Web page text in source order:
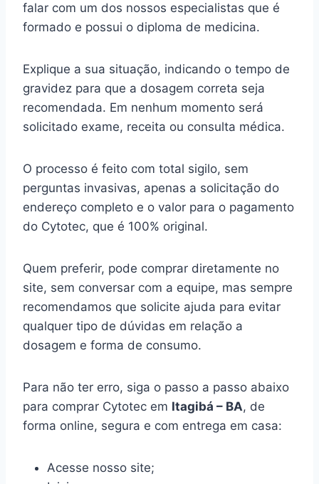
falar com um dos nossos especialistas que é
formado e possui o diploma de medicina.
Explique a sua situação, indicando o tempo de
gravidez para que a dosagem correta seja
recomendada. Em nenhum momento será
solicitado exame, receita ou consulta médica.
O processo é feito com total sigilo, sem
perguntas invasivas, apenas a solicitação do
endereço completo e o valor para o pagamento
do Cytotec, que é 100% original.
Quem preferir, pode comprar diretamente no
site, sem conversar com a equipe, mas sempre
recomendamos que solicite ajuda para evitar
qualquer tipo de dúvidas em relação a
dosagem e forma de consumo.
Para não ter erro, siga o passo a passo abaixo
para comprar Cytotec em Itagibá – BA, de
forma online, segura e com entrega em casa:
Acesse nosso site;